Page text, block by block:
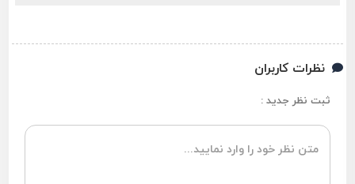
نظرات کاربران
ثبت نظر جدید :